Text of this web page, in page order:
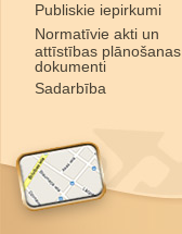
Publiskie iepirkumi
Normatīvie akti un
attīstības plānošanas
dokumenti
Sadarbība